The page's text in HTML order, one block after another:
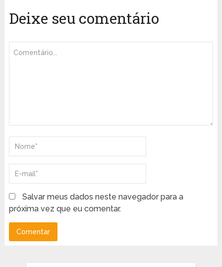
Deixe seu comentário
Salvar meus dados neste navegador para a
próxima vez que eu comentar.